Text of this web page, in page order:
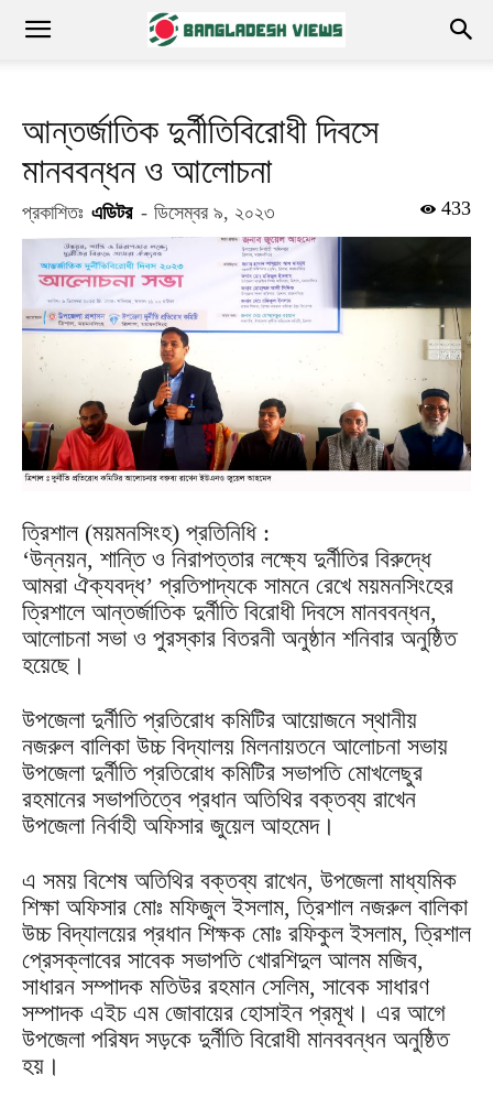
আন্তর্জাতিক দুর্নীতিবিরোধী দিবসে
মানববন্ধন ও আলোচনা
প্রকাশিতঃ এডিটর - ডিসেম্বর ৯, ২০২৩ 433
ত্রিশাল (ময়মনসিংহ) প্রতিনিধি :
‘উন্নয়ন, শান্তি ও নিরাপত্তার লক্ষ্যে দুর্নীতির বিরুদ্ধে
আমরা ঐক্যবদ্ধ’ প্রতিপাদ্যকে সামনে রেখে ময়মনসিংহের
ত্রিশালে আন্তর্জাতিক দুর্নীতি বিরোধী দিবসে মানববন্ধন,
আলোচনা সভা ও পুরস্কার বিতরনী অনুষ্ঠান শনিবার অনুষ্ঠিত
হয়েছে।
উপজেলা দুর্নীতি প্রতিরোধ কমিটির আয়োজনে স্থানীয়
নজরুল বালিকা উচ্চ বিদ্যালয় মিলনায়তনে আলোচনা সভায়
উপজেলা দুর্নীতি প্রতিরোধ কমিটির সভাপতি মোখলেছুর
রহমানের সভাপতিত্বে প্রধান অতিথির বক্তব্য রাখেন
উপজেলা নির্বাহী অফিসার জুয়েল আহমেদ।
এ সময় বিশেষ অতিথির বক্তব্য রাখেন, উপজেলা মাধ্যমিক
শিক্ষা অফিসার মোঃ মফিজুল ইসলাম, ত্রিশাল নজরুল বালিকা
উচ্চ বিদ্যালয়ের প্রধান শিক্ষক মোঃ রফিকুল ইসলাম, ত্রিশাল
প্রেসক্লাবের সাবেক সভাপতি খোরশিদুল আলম মজিব,
সাধারন সম্পাদক মতিউর রহমান সেলিম, সাবেক সাধারণ
সম্পাদক এইচ এম জোবায়ের হোসাইন প্রমূখ। এর আগে
উপজেলা পরিষদ সড়কে দুর্নীতি বিরোধী মানববন্ধন অনুষ্ঠিত
হয়।